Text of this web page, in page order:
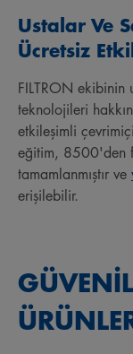
Ustalar Ve
Ücretsiz
FILTRON ekibinin
teknolojileri
etkileşimli
eğitim, 8500'den
tamamlanmıştır ve
erişilebilir.